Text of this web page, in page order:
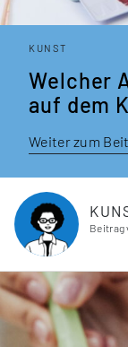
KUNST
Welcher
auf dem
Weiter zum
Beitrag